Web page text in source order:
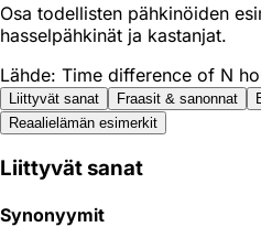
Osa todellisten pähkinöiden
hasselpähkinät ja kastanjat.
Lähde: Time difference of N
Liittyvät sanat Fraasit & sanonnat
Reaali­elämän esimerkit
Liittyvät sanat
Synonyymit